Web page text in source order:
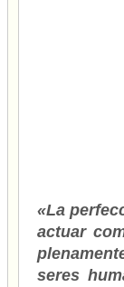
«La
actuar
seres